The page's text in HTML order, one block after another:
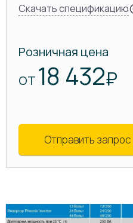
Скачать спецификацию
Розничная цена
ОТ 18 432₽
Отправить запрос